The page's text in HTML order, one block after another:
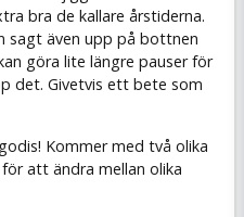
bra de kallare årstiderna.
sagt även upp på bottnen
göra lite längre pauser för
det. Givetvis ett bete som
Kommer med två olika
att ändra mellan olika